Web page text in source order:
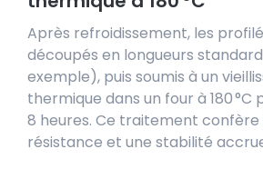
Après refroidissement, les
découpés en longueurs
exemple), puis soumis à un
thermique dans un four à 180
8 heures. Ce traitement confère
résistance et une stabilité